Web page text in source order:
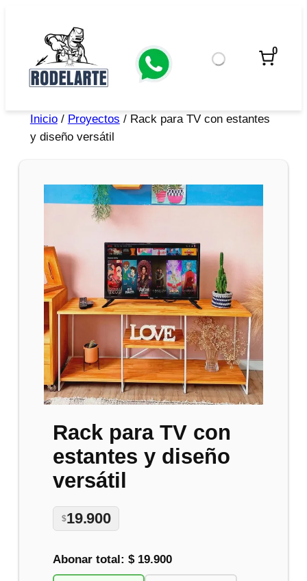
0
Inicio/ Proyectos / Rack para TV con estantes
y diseño versátil
Rack para TV con
estantes y diseño
versátil
$19.900
Abonar total:$ 19.900